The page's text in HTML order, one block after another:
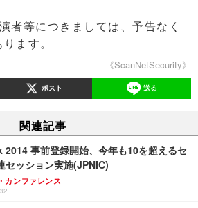
者等につきましては、予告なく
ます。
《ScanNetSecurity》
ポスト 送る
関連記事
事前登録開始、今年も10を超えるセ
セッション実施(JPNIC)
カンファレンス